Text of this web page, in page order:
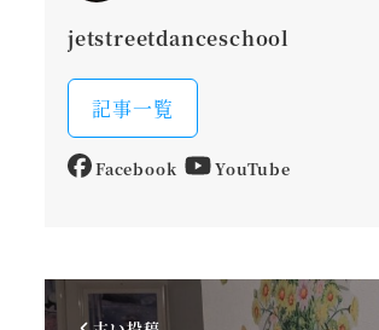
jetstreetdanceschool
記事一覧
Facebook YouTube